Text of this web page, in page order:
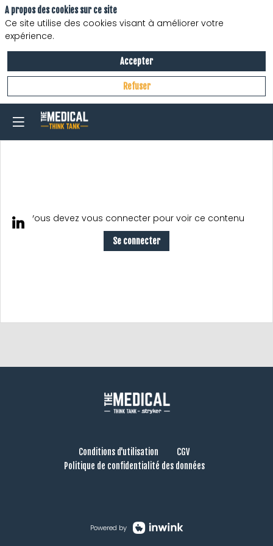
Vous devez vous connecter pour voir ce contenu
Se connecter
Conditions d'utilisation
CGV
Politique de confidentialité des données
Powered by
A propos des cookies sur ce site
Ce site utilise des cookies visant à améliorer votre
expérience.
Accepter
Refuser